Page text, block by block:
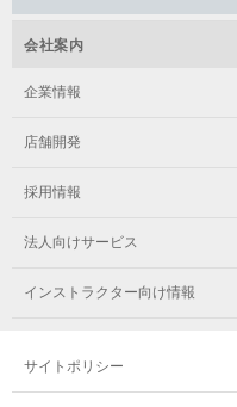
メガロス葛飾
メガロス玉川学園テニススクール
メガロス綱島
メガロスルフレ綱島
メガロス市ヶ尾
メガロス鷺沼
メガロスルフレ鷺沼
メガロス相模大野
メガロス大和
メガロステラッセ納屋橋
メガロス千種
会社案内
企業情報
店舗開発
採用情報
法人向けサービス
インストラクター向け情報
サイトポリシー